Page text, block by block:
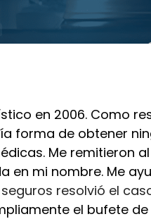
en 2006. Como
forma de obtener
Me remitieron
en mi nombre. Me
resolvió el
el bufete